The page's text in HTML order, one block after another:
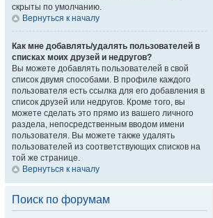
скрыты по умолчанию.
Вернуться к началу
Как мне добавлять/удалять пользователей в
списках моих друзей и недругов?
Вы можете добавлять пользователей в свой
список двумя способами. В профиле каждого
пользователя есть ссылка для его добавления в
список друзей или недругов. Кроме того, вы
можете сделать это прямо из вашего личного
раздела, непосредственным вводом имени
пользователя. Вы можете также удалять
пользователей из соответствующих списков на
той же странице.
Вернуться к началу
Поиск по форумам